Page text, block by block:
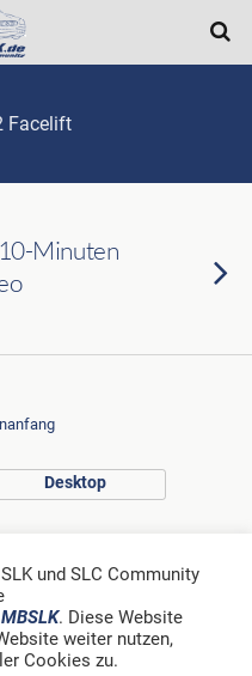
Facelift
Minuten
Desktop
und SLC Community
. Diese Website
weiter nutzen,
Cookies zu.